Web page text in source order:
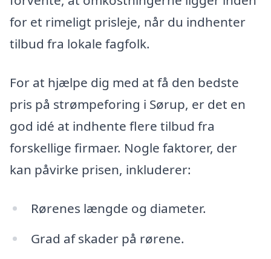
for et rimeligt prisleje, når du indhenter
tilbud fra lokale fagfolk.
For at hjælpe dig med at få den bedste
pris på strømpeforing i Sørup, er det en
god idé at indhente flere tilbud fra
forskellige firmaer. Nogle faktorer, der
kan påvirke prisen, inkluderer:
Rørenes længde og diameter.
Grad af skader på rørene.